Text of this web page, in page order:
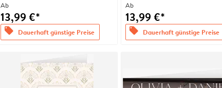
Ab
13,99 €*
offers Dauerhaft günstige Preise
Ab
13,99 €*
offers Dauerhaft günstige Preise